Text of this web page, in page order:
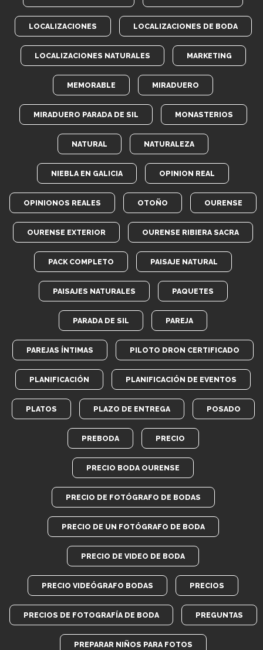
LOCALIZACIONES LOCALIZACIONES DE BODA
LOCALIZACIONES NATURALES MARKETING
MEMORABLE MIRADUERO
MIRADUERO PARADA DE SIL MONASTERIOS
NATURAL NATURALEZA
NIEBLA EN GALICIA OPINION REAL
OPINIONOS REALES OTOÑO OURENSE
OURENSE EXTERIOR OURENSE RIBIERA SACRA
PACK COMPLETO PAISAJE NATURAL
PAISAJES NATURALES PAQUETES
PARADA DE SIL PAREJA
PAREJAS ÍNTIMAS PILOTO DRON CERTIFICADO
PLANIFICACIÓN PLANIFICACIÓN DE EVENTOS
PLATOS PLAZO DE ENTREGA POSADO
PREBODA PRECIO
PRECIO BODA OURENSE
PRECIO DE FOTÓGRAFO DE BODAS
PRECIO DE UN FOTÓGRAFO DE BODA
PRECIO DE VIDEO DE BODA
PRECIO VIDEÓGRAFO BODAS PRECIOS
PRECIOS DE FOTOGRAFÍA DE BODA PREGUNTAS
PREPARAR NIÑOS PARA FOTOS